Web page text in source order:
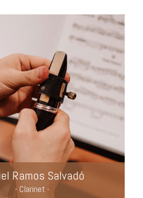
Ramos Salvadó
- Clarinet -